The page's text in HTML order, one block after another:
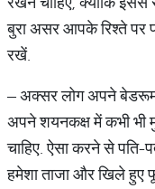
बुरा असर आपके रिश्ते पर
रखें.
– अक्सर लोग अपने
अपने शयनकक्ष में कभी भी
चाहिए. ऐसा करने से पति-
हमेशा ताजा और खिले हुए